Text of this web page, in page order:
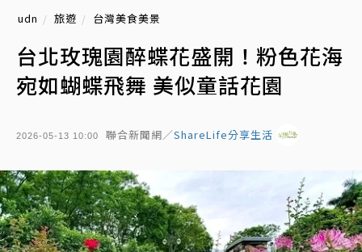
udn 旅遊 台灣美食美景
台北玫瑰園醉蝶花盛開！粉色花海
宛如蝴蝶飛舞 美似童話花園
2026-05-13 10:00 聯合新聞網／ShareLife分享生活